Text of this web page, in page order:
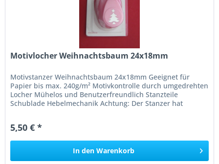
Motivlocher Weihnachtsbaum 24x18mm
Motivstanzer Weihnachtsbaum 24x18mm Geeignet für
Papier bis max. 240g/m² Motivkontrolle durch umgedrehten
Locher Mühelos und Benutzerfreundlich Stanzteile
Schublade Hebelmechanik Achtung: Der Stanzer hat
5,50 € *
In den Warenkorb